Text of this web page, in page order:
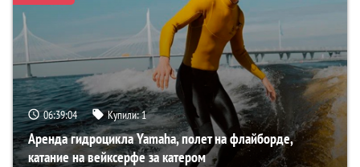
06:39:03 Купили:1
Аренда гидроцикла Yamaha, полет на флайборде,
катание на вейксерфе за катером